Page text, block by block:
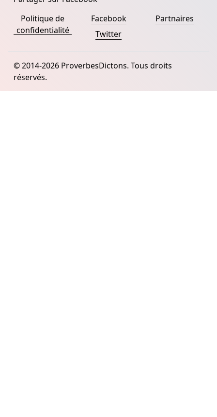
Politique de
confidentialité
Facebook
Twitter
Partnaires
© 2014-2026 ProverbesDictons. Tous droits
réservés.